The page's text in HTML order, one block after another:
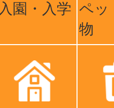
入園・入学 ペッ
物